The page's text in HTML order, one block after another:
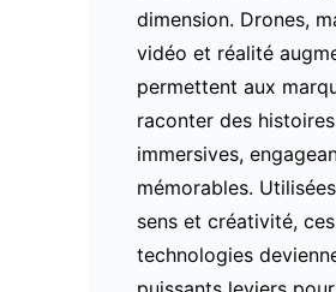
dimension. Drones,
vidéo et réalité
permettent aux
raconter des histoires
immersives,
mémorables.
sens et créativité, ces
technologies